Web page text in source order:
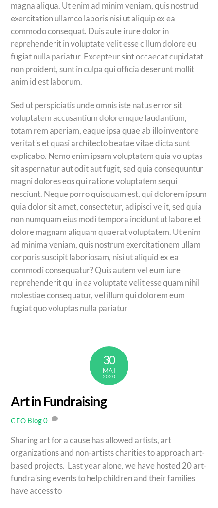
magna aliqua. Ut enim ad minim veniam, quis nostrud
exercitation ullamco laboris nisi ut aliquip ex ea
commodo consequat. Duis aute irure dolor in
reprehenderit in voluptate velit esse cillum dolore eu
fugiat nulla pariatur. Excepteur sint occaecat cupidatat
non proident, sunt in culpa qui officia deserunt mollit
anim id est laborum.
Sed ut perspiciatis unde omnis iste natus error sit
voluptatem accusantium doloremque laudantium,
totam rem aperiam, eaque ipsa quae ab illo inventore
veritatis et quasi architecto beatae vitae dicta sunt
explicabo. Nemo enim ipsam voluptatem quia voluptas
sit aspernatur aut odit aut fugit, sed quia consequuntur
magni dolores eos qui ratione voluptatem sequi
nesciunt. Neque porro quisquam est, qui dolorem ipsum
quia dolor sit amet, consectetur, adipisci velit, sed quia
non numquam eius modi tempora incidunt ut labore et
dolore magnam aliquam quaerat voluptatem. Ut enim
ad minima veniam, quis nostrum exercitationem ullam
corporis suscipit laboriosam, nisi ut aliquid ex ea
commodi consequatur? Quis autem vel eum iure
reprehenderit qui in ea voluptate velit esse quam nihil
molestiae consequatur, vel illum qui dolorem eum
fugiat quo voluptas nulla pariatur
30
MAI
2020
Art in Fundraising
CEO Blog0
Sharing art for a cause has allowed artists, art
organizations and non-artists charities to approach art-
based projects. Last year alone, we have hosted 20 art-
fundraising events to help children and their families
have access to